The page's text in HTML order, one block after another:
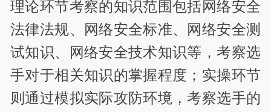
理论环节考察的知识范围包括网络安全
法律法规、网络安全标准、网络安全测
试知识、网络安全技术知识等，考察选
手对于相关知识的掌握程度；实操环节
则通过模拟实际攻防环境，考察选手的